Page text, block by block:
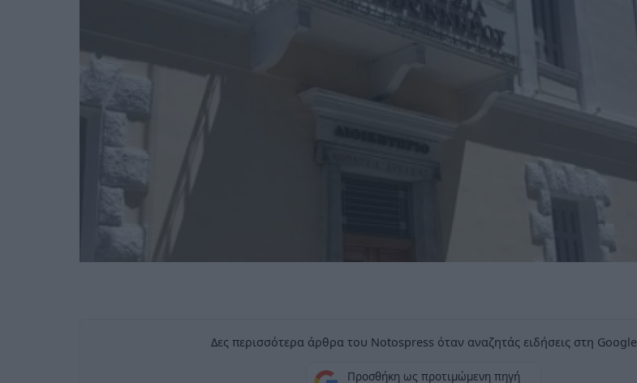
Δες περισσότερα άρθρα του Notospress όταν αναζητάς ειδήσεις στη Google
Προσθήκη ως προτιμώμενη πηγή